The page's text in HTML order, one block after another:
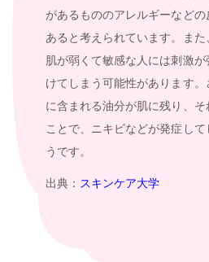
があるもののアレルギーなど
あると考えられています。また
肌が弱くて敏感な人には刺激
けてしまう可能性があります
に含まれる油分が肌に残り、そ
ことで、ニキビなどが発症して
うです。
出典： スキンケア大学